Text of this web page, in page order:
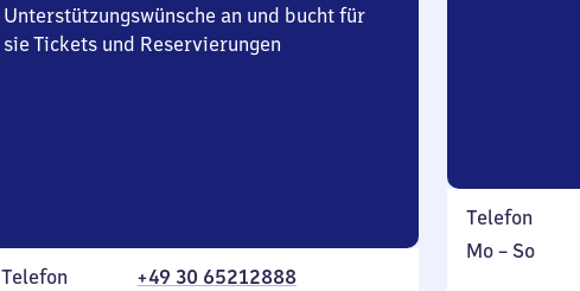
Unterstützungswünsche an und bucht für
sie Tickets und Reservierungen
Telefon
+49 30 65212888
Telefon
Montag
Mo – So,